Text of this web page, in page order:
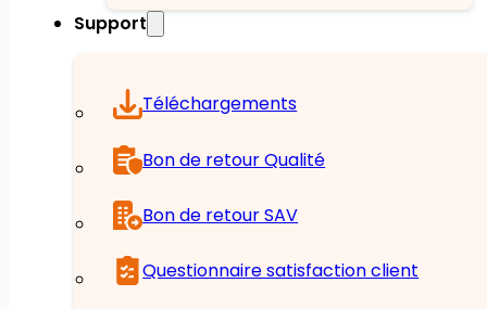
Support
Téléchargements
Bon de retour Qualité
Bon de retour SAV
Questionnaire satisfaction client